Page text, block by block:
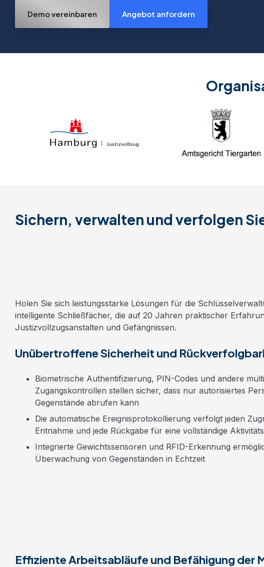
all Ihrer Gegenstände
Demo vereinbaren Angebot anfordern
Sichern, verwalten und verfolgen
Holen Sie sich leistungsstarke Lösungen für die
intelligente Schließfächer, die auf 20 Jahren praktischer
Justizvollzugsanstalten und Gefängnissen.
Unübertroffene Sicherheit und
Biometrische Authentifizierung, PIN-Codes und andere
Zugangskontrollen stellen sicher, dass nur autorisiertes
Gegenstände abrufen kann
Die automatische Ereignisprotokollierung verfolgt jeden
Entnahme und jede Rückgabe für eine vollständige
Integrierte Gewichtssensoren und RFID-Erkennung
Überwachung von Gegenständen in Echtzeit
Effiziente Arbeitsabläufe und Befähigung der